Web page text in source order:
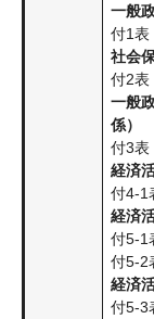
一般
付1表​
社会
付2表
一般
係）
付3表
経済
付4-1
経済
付5-1
付5-2
経済
付5-3